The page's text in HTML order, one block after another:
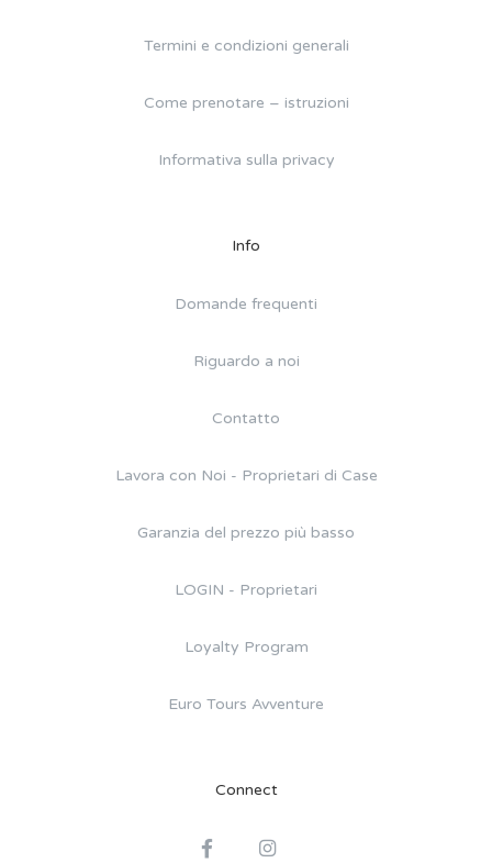
Termini e condizioni generali
Come prenotare – istruzioni
Informativa sulla privacy
Info
Domande frequenti
Riguardo a noi
Contatto
Lavora con Noi - Proprietari di Case
Garanzia del prezzo più basso
LOGIN - Proprietari
Loyalty Program
Euro Tours Avventure
Connect